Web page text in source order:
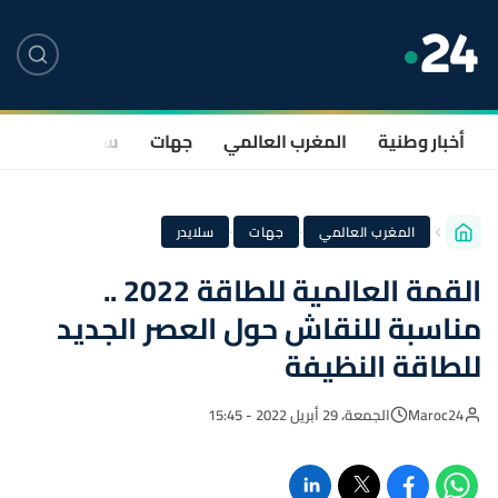
أخبار وطنية المغرب العالمي جهات سياسة
المغرب العالمي · جهات · سلايدر
القمة العالمية للطاقة 2022 ..
مناسبة للنقاش حول العصر الجديد
للطاقة النظيفة
Maroc24 الجمعة، 29 أبريل 2022 - 15:45